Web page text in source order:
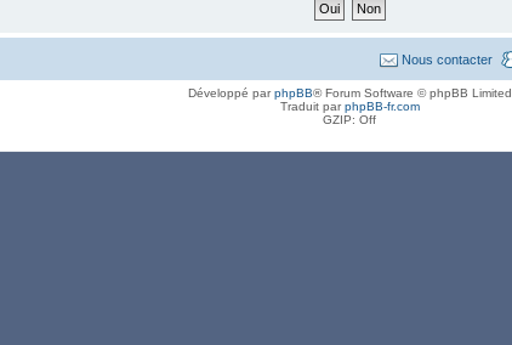
Nous contacter
Développé parphpBB® Forum Software © phpBB Limited
Traduit parphpBB-fr.com
GZIP: Off